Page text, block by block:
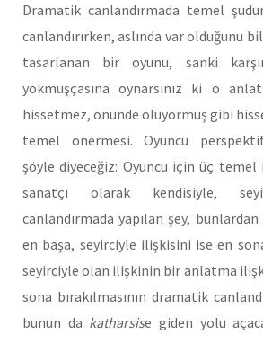
Dramatik canlandırmada temel
canlandırırken, aslında var olduğunu
tasarlanan bir oyunu, sanki
yokmuşçasına oynarsınız ki o
hissetmez, önünde oluyormuş gibi
temel önermesi. Oyuncu
şöyle diyeceğiz: Oyuncu için üç
sanatçı olarak kendisiyle,
canlandırmada yapılan şey,
en başa, seyirciyle ilişkisini ise en
seyirciyle olan ilişkinin bir anlatma
sona bırakılmasının dramatik
bunun da katharsise giden yolu